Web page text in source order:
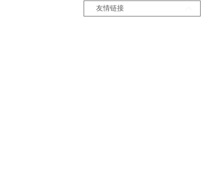
13817937934
友情链接
深圳翻译公司